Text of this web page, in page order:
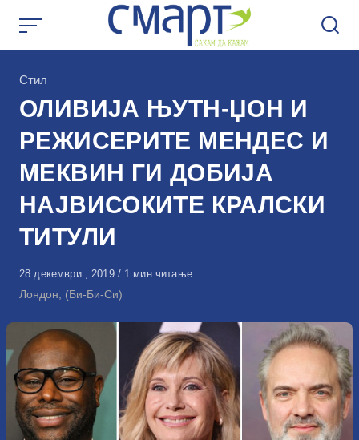
КАтегорија
Стил
ОЛИВИЈА ЊУТН-ЏОН И
РЕЖИСЕРИТЕ МЕНДЕС И
МЕКВИН ГИ ДОБИЈА
НАЈВИСОКИТЕ КРАЛСКИ
ТИТУЛИ
Објавено
на
28 декември , 2019 1 мин читање
Лондон, (Би-Би-Си)